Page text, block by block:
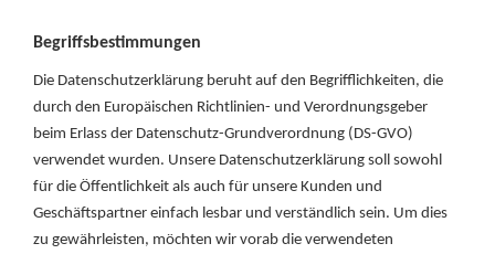
Begriffsbestimmungen
Die Datenschutzerklärung beruht auf den Begrifflichkeiten, die
durch den Europäischen Richtlinien- und Verordnungsgeber
beim Erlass der Datenschutz-Grundverordnung (DS-GVO)
verwendet wurden. Unsere Datenschutzerklärung soll sowohl
für die Öffentlichkeit als auch für unsere Kunden und
Geschäftspartner einfach lesbar und verständlich sein. Um dies
zu gewährleisten, möchten wir vorab die verwendeten